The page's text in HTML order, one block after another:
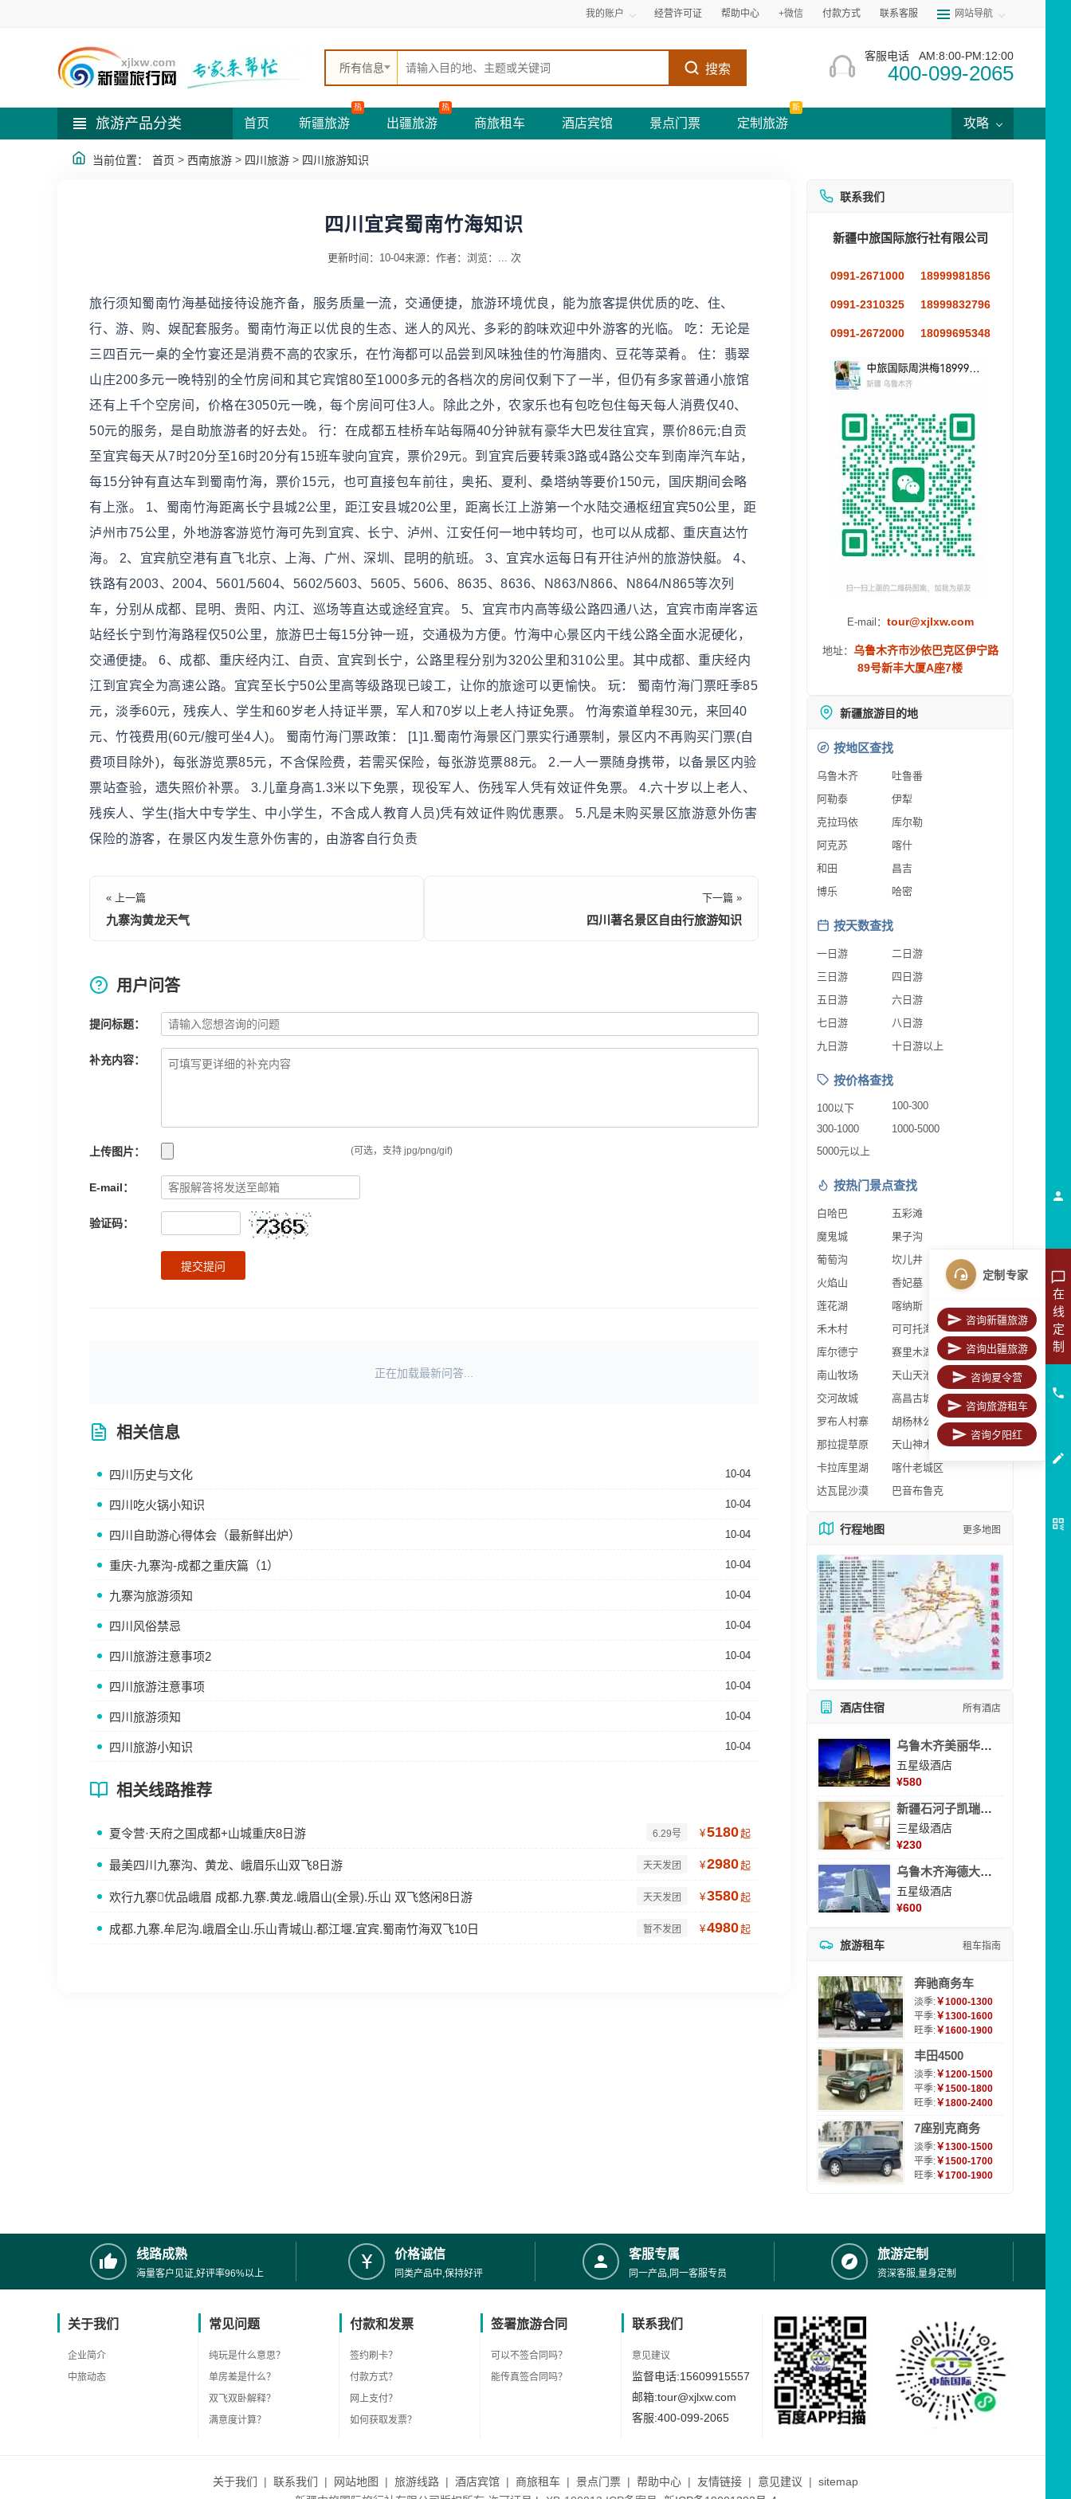
我的账户 经营许可证 帮助中心 +微信 付款方式 联系客服 网站导航
所有信息 搜索
客服电话 AM:8:00-PM:12:00
400-099-2065
旅游产品分类 首页 新疆旅游
热
出疆旅游
热
商旅租车 酒店宾馆 景点门票 定制旅游
新
攻略
当前位置： 首页 > 西南旅游 > 四川旅游 > 四川旅游知识
四川宜宾蜀南竹海知识
更新时间：10-04来源： 作者： 浏览： ... 次
旅行须知蜀南竹海基础接待设施齐备，服务质量一流，交通便捷，旅游环境优良，能为旅客提供优质的吃、住、
行、游、购、娱配套服务。蜀南竹海正以优良的生态、迷人的风光、多彩的韵味欢迎中外游客的光临。 吃：无论是
三四百元一桌的全竹宴还是消费不高的农家乐，在竹海都可以品尝到风味独佳的竹海腊肉、豆花等菜肴。 住：翡翠
山庄200多元一晚特别的全竹房间和其它宾馆80至1000多元的各档次的房间仅剩下了一半，但仍有多家普通小旅馆
还有上千个空房间，价格在3050元一晚，每个房间可住3人。除此之外，农家乐也有包吃包住每天每人消费仅40、
50元的服务，是自助旅游者的好去处。 行：在成都五桂桥车站每隔40分钟就有豪华大巴发往宜宾，票价86元;自贡
至宜宾每天从7时20分至16时20分有15班车驶向宜宾，票价29元。到宜宾后要转乘3路或4路公交车到南岸汽车站，
每15分钟有直达车到蜀南竹海，票价15元，也可直接包车前往，奥拓、夏利、桑塔纳等要价150元，国庆期间会略
有上涨。 1、蜀南竹海距离长宁县城2公里，距江安县城20公里，距离长江上游第一个水陆交通枢纽宜宾50公里，距
泸州市75公里，外地游客游览竹海可先到宜宾、长宁、泸州、江安任何一地中转均可，也可以从成都、重庆直达竹
海。 2、宜宾航空港有直飞北京、上海、广州、深圳、昆明的航班。 3、宜宾水运每日有开往泸州的旅游快艇。 4、
铁路有2003、2004、5601/5604、5602/5603、5605、5606、8635、8636、N863/N866、N864/N865等次列
车，分别从成都、昆明、贵阳、内江、巡场等直达或途经宜宾。 5、宜宾市内高等级公路四通八达，宜宾市南岸客运
站经长宁到竹海路程仅50公里，旅游巴士每15分钟一班，交通极为方便。竹海中心景区内干线公路全面水泥硬化，
交通便捷。 6、成都、重庆经内江、自贡、宜宾到长宁，公路里程分别为320公里和310公里。其中成都、重庆经内
江到宜宾全为高速公路。宜宾至长宁50公里高等级路现已竣工，让你的旅途可以更愉快。 玩： 蜀南竹海门票旺季85
元，淡季60元，残疾人、学生和60岁老人持证半票，军人和70岁以上老人持证免票。 竹海索道单程30元，来回40
元、竹筏费用(60元/艘可坐4人)。 蜀南竹海门票政策： [1]1.蜀南竹海景区门票实行通票制，景区内不再购买门票(自
费项目除外)，每张游览票85元，不含保险费，若需买保险，每张游览票88元。 2.一人一票随身携带，以备景区内验
票站查验，遗失照价补票。 3.儿童身高1.3米以下免票，现役军人、伤残军人凭有效证件免票。 4.六十岁以上老人、
残疾人、学生(指大中专学生、中小学生，不含成人教育人员)凭有效证件购优惠票。 5.凡是未购买景区旅游意外伤害
保险的游客，在景区内发生意外伤害的，由游客自行负责
« 上一篇
九寨沟黄龙天气
下一篇 »
四川著名景区自由行旅游知识
用户问答
提问标题：
补充内容：
上传图片： (可选，支持 jpg/png/gif)
E-mail：
验证码：
提交提问
正在加载最新问答...
相关信息
四川历史与文化 10-04
四川吃火锅小知识 10-04
四川自助游心得体会（最新鲜出炉） 10-04
重庆-九寨沟-成都之重庆篇（1） 10-04
九寨沟旅游须知 10-04
四川风俗禁忌 10-04
四川旅游注意事项2 10-04
四川旅游注意事项 10-04
四川旅游须知 10-04
四川旅游小知识 10-04
相关线路推荐
夏令营·天府之国成都+山城重庆8日游 6.29号 ¥5180起
最美四川九寨沟、黄龙、峨眉乐山双飞8日游 天天发团 ¥2980起
欢行九寨优品峨眉 成都.九寨.黄龙.峨眉山(全景).乐山 双飞悠闲8日游 天天发团 ¥3580起
成都.九寨.牟尼沟.峨眉全山.乐山青城山.都江堰.宜宾.蜀南竹海双飞10日 暂不发团 ¥4980起
联系我们
新疆中旅国际旅行社有限公司
0991-2671000 18999981856
0991-2310325 18999832796
0991-2672000 18099695348
E-mail： tour@xjlxw.com
地址： 乌鲁木齐市沙依巴克区伊宁路
89号新丰大厦A座7楼
新疆旅游目的地
按地区查找
乌鲁木齐
吐鲁番
阿勒泰
伊犁
克拉玛依
库尔勒
阿克苏
喀什
和田
昌吉
博乐
哈密
按天数查找
一日游
二日游
三日游
四日游
五日游
六日游
七日游
八日游
九日游
十日游以上
按价格查找
100以下
100-300
300-1000
1000-5000
5000元以上
按热门景点查找
白哈巴
五彩滩
魔鬼城
果子沟
葡萄沟
坎儿井
火焰山
香妃墓
莲花湖
喀纳斯
禾木村
可可托海
库尔德宁
赛里木湖
南山牧场
天山天池
交河故城
高昌古城
罗布人村寨
胡杨林公园
那拉提草原
天山神木园
卡拉库里湖
喀什老城区
达瓦昆沙漠
巴音布鲁克
行程地图 更多地图
酒店住宿 所有酒店
乌鲁木齐美丽华大酒
五星级酒店
¥580
新疆石河子凯瑞酒店
三星级酒店
¥230
乌鲁木齐海德大酒店
五星级酒店
¥600
旅游租车 租车指南
奔驰商务车
淡季:￥1000-1300
平季:￥1300-1600
旺季:￥1600-1900
丰田4500
淡季:￥1200-1500
平季:￥1500-1800
旺季:￥1800-2400
7座别克商务
淡季:￥1300-1500
平季:￥1500-1700
旺季:￥1700-1900
线路成熟
海量客户见证,好评率96%以上
价格诚信
同类产品中,保持好评
客服专属
同一产品,同一客服专员
旅游定制
资深客服,量身定制
关于我们
企业简介
中旅动态
常见问题
纯玩是什么意思？
单房差是什么？
双飞双卧解释？
满意度计算？
付款和发票
签约刷卡？
付款方式？
网上支付？
如何获取发票？
签署旅游合同
可以不签合同吗？
能传真签合同吗？
联系我们
意见建议
监督电话:15609915557
邮箱:tour@xjlxw.com
客服:400-099-2065
关于我们 | 联系我们 | 网站地图 | 旅游线路 | 酒店宾馆 | 商旅租车 | 景点门票 | 帮助中心 | 友情链接 | 意见建议 | sitemap
在
线
定
制
定制专家
咨询新疆旅游
咨询出疆旅游
咨询夏令营
咨询旅游租车
咨询夕阳红